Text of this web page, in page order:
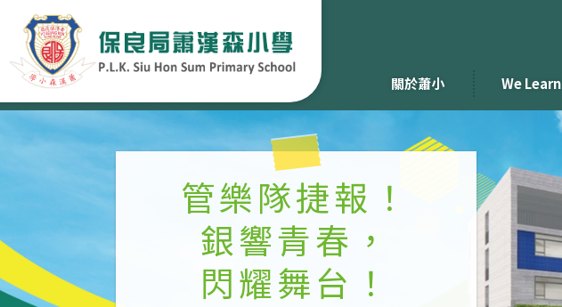
關於蕭小 We Learn
管樂隊捷報！
銀響青春，
閃耀舞台！